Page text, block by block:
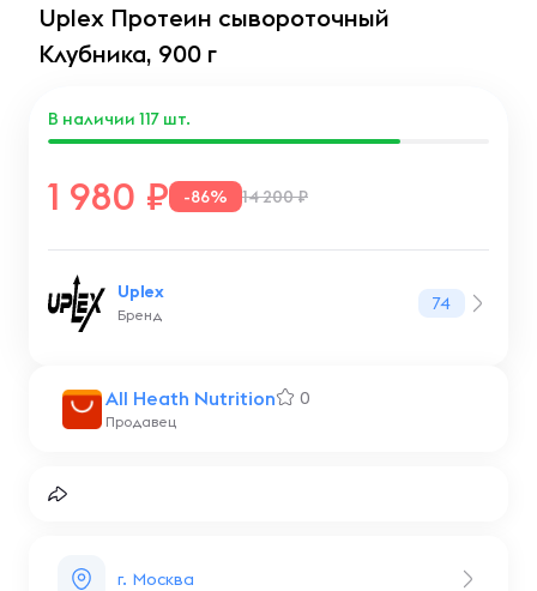
Uplex Протеин сывороточный
Клубника, 900 г
All Heath Nutrition 0
Продавец
1 980 -86% 14 200 ₽
В наличии 117 шт.
Uplex
Бренд
74
г. Москва